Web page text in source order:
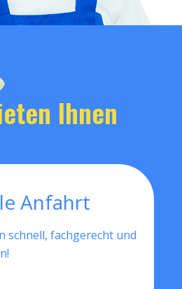
Ihnen
Anfahrt
schnell, fachgerecht und